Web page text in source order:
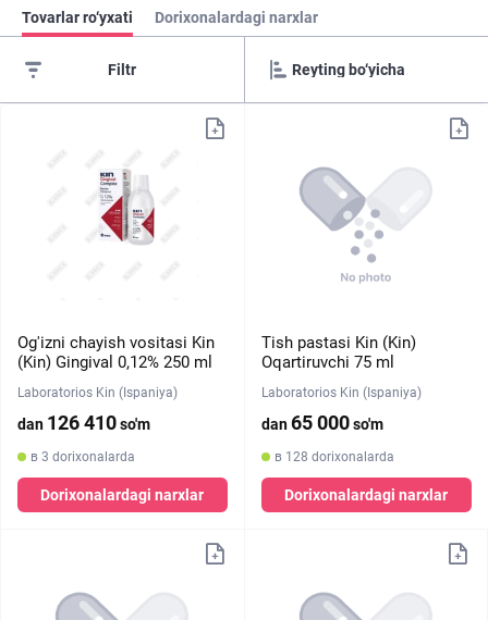
Tovarlar ro‘yxati Dorixonalardagi narxlar
Filtr
Og'izni chayish vositasi Kin
(Kin) Gingival 0,12% 250 ml
Laboratorios Kin (Ispaniya)
dan 126 410so'm
в 3 dorixonalarda
Dorixonalardagi narxlar
Tish pastasi Kin (Kin)
Oqartiruvchi 75 ml
Laboratorios Kin (Ispaniya)
dan65 000so'm
в 128 dorixonalarda
Dorixonalardagi narxlar